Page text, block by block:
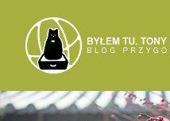
zawartości